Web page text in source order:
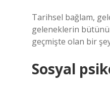
Tarihsel bağlam,
geleneklerin
geçmişte olan bir
Sosyal